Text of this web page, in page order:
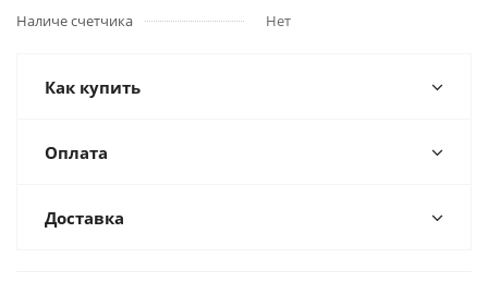
Наличе счетчика Нет
Как купить
Оплата
Доставка